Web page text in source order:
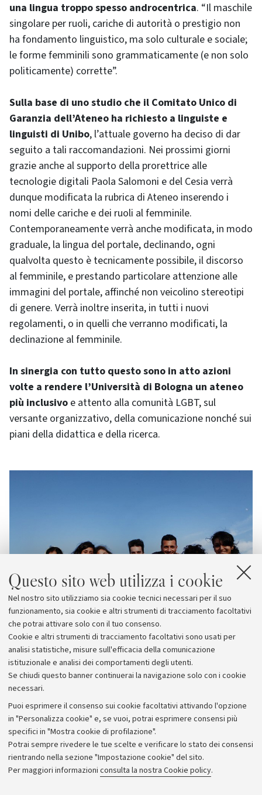
Questo sito web utilizza i cookie
Nel nostro sito utilizziamo sia cookie tecnici necessari per il suo
funzionamento, sia cookie e altri strumenti di tracciamento facoltativi
che potrai attivare solo con il tuo consenso.
Cookie e altri strumenti di tracciamento facoltativi sono usati per
analisi statistiche, misure sull'efficacia della comunicazione
istituzionale e analisi dei comportamenti degli utenti.
Se chiudi questo banner continuerai la navigazione solo con i cookie
necessari.
Puoi esprimere il consenso sui cookie facoltativi attivando l'opzione
in "Personalizza cookie" e, se vuoi, potrai esprimere consensi più
specifici in "Mostra cookie di profilazione".
Potrai sempre rivedere le tue scelte e verificare lo stato dei consensi
rientrando nella sezione "Impostazione cookie" del sito.
Per maggiori informazioni consulta la nostra Cookie policy.
una lingua troppo spesso androcentrica. “Il maschile
singolare per ruoli, cariche di autorità o prestigio non
ha fondamento linguistico, ma solo culturale e sociale;
le forme femminili sono grammaticamente (e non solo
politicamente) corrette”.
Sulla base di uno studio che il Comitato Unico di
Garanzia dell’Ateneo ha richiesto a linguiste e
linguisti di Unibo, l’attuale governo ha deciso di dar
seguito a tali raccomandazioni. Nei prossimi giorni
grazie anche al supporto della prorettrice alle
tecnologie digitali Paola Salomoni e del Cesia verrà
dunque modificata la rubrica di Ateneo inserendo i
nomi delle cariche e dei ruoli al femminile.
Contemporaneamente verrà anche modificata, in modo
graduale, la lingua del portale, declinando, ogni
qualvolta questo è tecnicamente possibile, il discorso
al femminile, e prestando particolare attenzione alle
immagini del portale, affinché non veicolino stereotipi
di genere. Verrà inoltre inserita, in tutti i nuovi
regolamenti, o in quelli che verranno modificati, la
declinazione al femminile.
In sinergia con tutto questo sono in atto azioni
volte a rendere l’Università di Bologna un ateneo
più inclusivo e attento alla comunità LGBT, sul
versante organizzativo, della comunicazione nonché sui
piani della didattica e della ricerca.
Archivio
Comunicati stampa
Redazione
Rassegna stampa